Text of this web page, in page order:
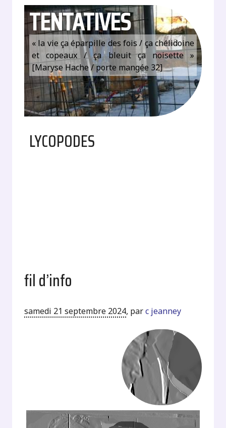
TENTATIVES
« la vie ça éparpille des fois / ça chélidoine
et copeaux / ça bleuit ça noisette »
[Maryse Hache / porte mangée 32]
LYCOPODES
fil d’info
samedi 21 septembre 2024, parc jeanney